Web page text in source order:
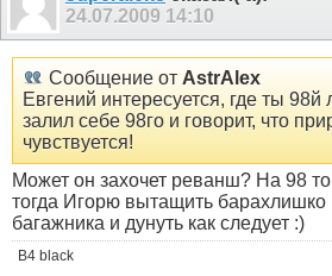
24.07.2009 14:10
Сообщение от AstrAlex
Евгений интересуется, где ты
залил себе 98го и говорит, что
чувствуется!
Может он захочет реванш? На 98
тогда Игорю вытащить барахлишко
багажника и дунуть как следует :)
В4 black